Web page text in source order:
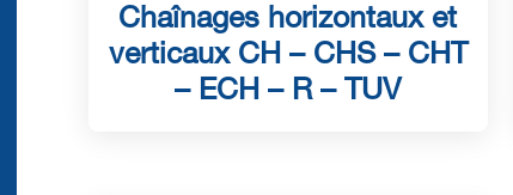
Chaînages horizontaux et
verticaux CH – CHS – CHT
– ECH – R – TUV